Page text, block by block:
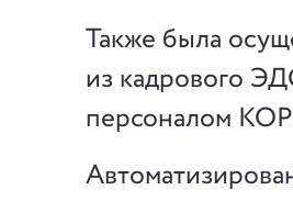
Также была
из кадрового
персоналом